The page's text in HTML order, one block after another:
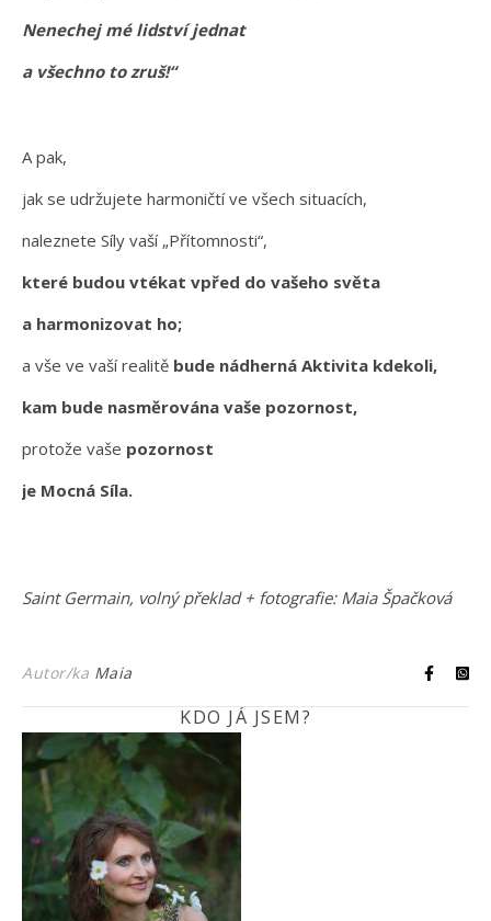
Nenechej mé lidství jednat
a všechno to zruš!“
A pak,
jak se udržujete harmoničtí ve všech situacích,
naleznete Síly vaší „Přítomnosti“,
které budou vtékat vpřed do vašeho světa
a harmonizovat ho;
a vše ve vaší realitě bude nádherná Aktivita kdekoli,
kam bude nasměrována vaše pozornost,
protože vaše pozornost
je Mocná Síla.
Saint Germain, volný překlad + fotografie: Maia Špačková
Autor/ka Maia
KDO JÁ JSEM?